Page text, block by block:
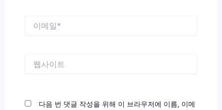
다음 번 댓글 작성을 위해 이 브라우저에 이름, 이메